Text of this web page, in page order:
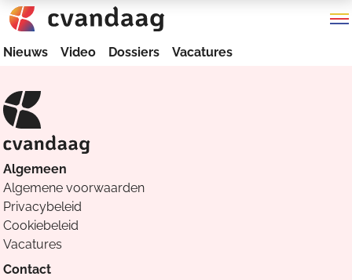
Nieuws Video Dossiers Vacatures
Algemeen
Algemene voorwaarden
Privacybeleid
Cookiebeleid
Vacatures
Contact